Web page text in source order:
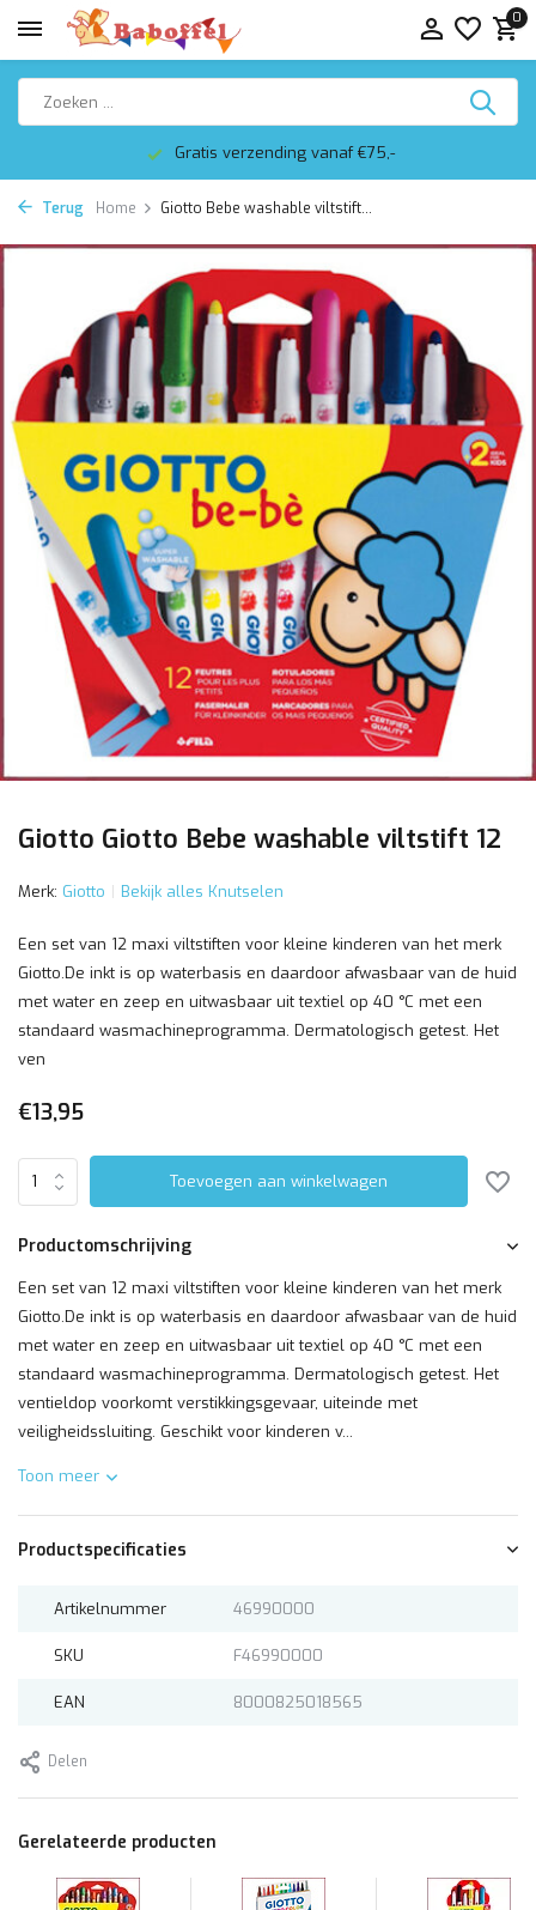
0
Gratis verzending vanaf €75,-
Terug Home Giotto Bebe washable viltstift...
Giotto Giotto Bebe washable viltstift 12
Merk: Giotto Bekijk alles Knutselen
Een set van 12 maxi viltstiften voor kleine kinderen van het merk
Giotto.De inkt is op waterbasis en daardoor afwasbaar van de huid
met water en zeep en uitwasbaar uit textiel op 40 °C met een
standaard wasmachineprogramma. Dermatologisch getest. Het
ven
€13,95
Toevoegen aan winkelwagen
Productomschrijving
Een set van 12 maxi viltstiften voor kleine kinderen van het merk
Giotto.De inkt is op waterbasis en daardoor afwasbaar van de huid
met water en zeep en uitwasbaar uit textiel op 40 °C met een
standaard wasmachineprogramma. Dermatologisch getest. Het
ventieldop voorkomt verstikkingsgevaar, uiteinde met
veiligheidssluiting. Geschikt voor kinderen v...
Toon meer
Productspecificaties
Artikelnummer 46990000
SKU F46990000
EAN 8000825018565
Delen
Gerelateerde producten